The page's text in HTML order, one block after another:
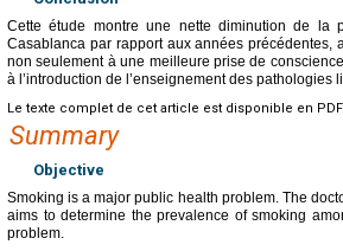
Cette étude montre une nette diminution de la
Casablanca par rapport aux années précédentes,
non seulement à une meilleure prise de
à l’introduction de l’enseignement des pathologies
Le texte complet de cet article est disponible en PDF.
Summary
Objective
Smoking is a major public health problem. The
aims to determine the prevalence of smoking
problem.